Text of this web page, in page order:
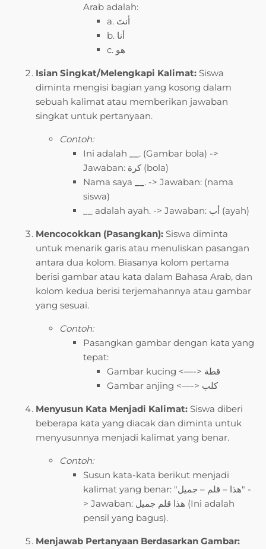
Arab adalah:
a. أنتَ
b. أنا
c. هو
Isian Singkat/Melengkapi Kalimat: Siswa
diminta mengisi bagian yang kosong dalam
sebuah kalimat atau memberikan jawaban
singkat untuk pertanyaan.
Contoh:
Ini adalah
. (Gambar bola) ->
Jawaban: كرة (bola)
Nama saya
. -> Jawaban: (nama
siswa)
adalah ayah. -> Jawaban: أب (ayah)
Mencocokkan (Pasangkan): Siswa diminta
untuk menarik garis atau menuliskan pasangan
antara dua kolom. Biasanya kolom pertama
berisi gambar atau kata dalam Bahasa Arab, dan
kolom kedua berisi terjemahannya atau gambar
yang sesuai.
Contoh:
Pasangkan gambar dengan kata yang
tepat:
Gambar kucing <—-> قطة
Gambar anjing <—-> كلب
Menyusun Kata Menjadi Kalimat: Siswa diberi
beberapa kata yang diacak dan diminta untuk
menyusunnya menjadi kalimat yang benar.
Contoh:
Susun kata-kata berikut menjadi
kalimat yang benar: "هذا – قلم – جميل" -
> Jawaban: هذا قلم جميل (Ini adalah
pensil yang bagus).
Menjawab Pertanyaan Berdasarkan Gambar: